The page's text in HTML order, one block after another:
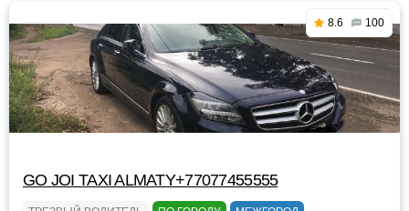
8.6 100
GO JOI TAXI ALMATY+77077455555